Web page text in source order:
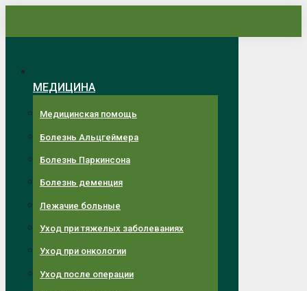
МЕДИЦИНА
Медицинская помощь
Болезнь Альцгеймера
Болезнь Паркинсона
Болезнь деменция
Лежачие больные
Уход при тяжелых заболеваниях
Уход при онкологии
Уход после операции